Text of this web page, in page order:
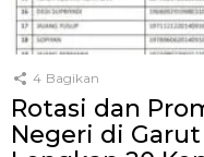
4 Bagikan
Rotasi dan
Negeri di